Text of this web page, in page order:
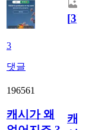
3
댓글
[3]
196561
캐시가 왜
캐